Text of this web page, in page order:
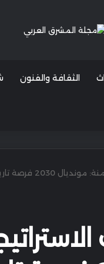
الثقافة والفنون
المركز الإفريقي للدراسات